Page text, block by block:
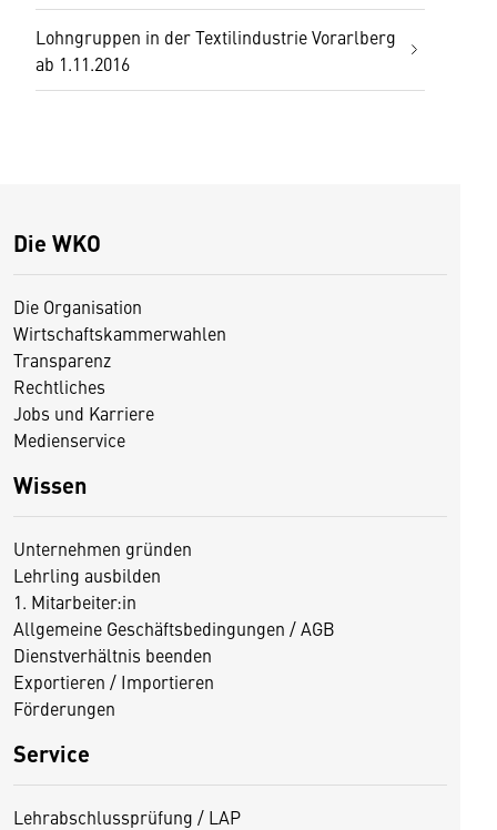
Lohngruppen in der Textilindustrie Vorarlberg
ab 1.11.2016
Die WKO
Die Organisation
Wirtschaftskammerwahlen
Transparenz
Rechtliches
Jobs und Karriere
Medienservice
Wissen
Unternehmen gründen
Lehrling ausbilden
1. Mitarbeiter:in
Allgemeine Geschäftsbedingungen / AGB
Dienstverhältnis beenden
Exportieren / Importieren
Förderungen
Service
Lehrabschlussprüfung / LAP